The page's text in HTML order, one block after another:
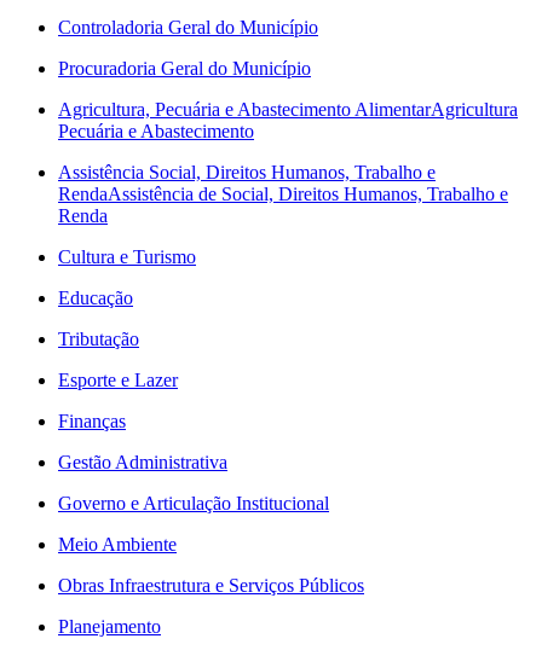
Controladoria Geral do Município
Procuradoria Geral do Município
Agricultura, Pecuária e Abastecimento AlimentarAgricultura
Pecuária e Abastecimento
Assistência Social, Direitos Humanos, Trabalho e
RendaAssistência de Social, Direitos Humanos, Trabalho e
Renda
Cultura e Turismo
Educação
Tributação
Esporte e Lazer
Finanças
Gestão Administrativa
Governo e Articulação Institucional
Meio Ambiente
Obras Infraestrutura e Serviços Públicos
Planejamento